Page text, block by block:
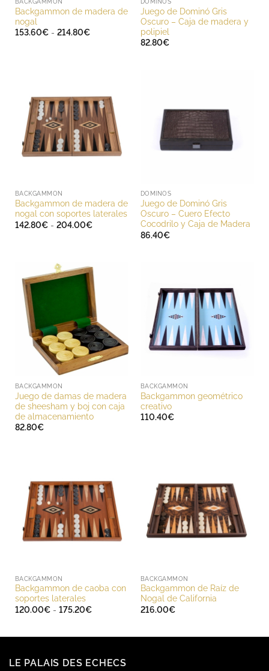
Backgammon de madera de
nogal
153.60€ - 214.80€Rango
Juego de Dominó Gris
Oscuro – Caja de madera y
polipiel
82.80€
BACKGAMMON
Backgammon de madera de
nogal con soportes laterales
142.80€ - 204.00€Rango
204.00€
DOMINOS
Juego de Dominó Gris
Oscuro – Cuero Efecto
Cocodrilo y Caja de Madera
86.40€
BACKGAMMON
Juego de damas de madera
de sheesham y boj con caja
de almacenamiento
82.80€
BACKGAMMON
Backgammon geométrico
creativo
110.40€
BACKGAMMON
Backgammon de caoba con
soportes laterales
120.00€ - 175.20€Rango
BACKGAMMON
Backgammon de Raíz de
Nogal de California
216.00€
LE PALAIS DES ECHECS